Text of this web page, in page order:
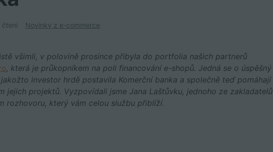
čtení Novinky z e-commerce
všimli, v polovině prosince přibyla do portfolia našich partnerů
, která je průkopníkem na poli financování e-shopů. Jedná se o úspěšný
investor hrdě postavila Komerční banka a společně teď pomáhají
jejich projektů. Vyzpovídali jsme Jana Laštůvku, jednoho ze zakladatelů
rozhovoru, který vám celou službu přiblíží.